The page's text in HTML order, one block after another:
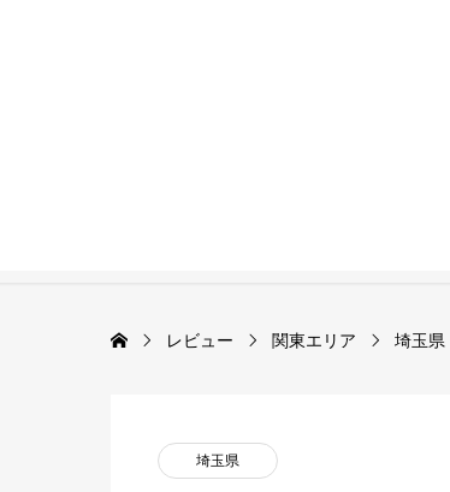
レビュー 関東エリア 埼玉県
埼玉県